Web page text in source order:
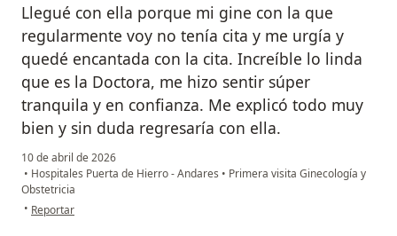
Llegué con ella porque mi gine con la que
regularmente voy no tenía cita y me urgía y
quedé encantada con la cita. Increíble lo linda
que es la Doctora, me hizo sentir súper
tranquila y en confianza. Me explicó todo muy
bien y sin duda regresaría con ella.
10 de abril de 2026
• Hospitales Puerta de Hierro - Andares • Primera visita Ginecología y
Obstetricia
• en opinión del usuario Ana
Reportar